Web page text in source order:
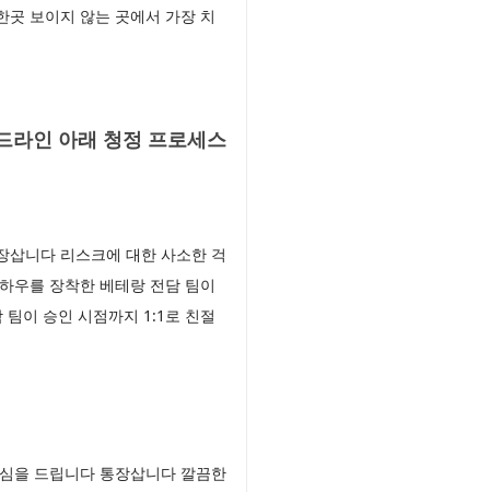
곳 보이지 않는 곳에서 가장 치
라인 아래 청정 프로세스
니다 리스크에 대한 사소한 걱
우를 장착한 베테랑 전담 팀이
이 승인 시점까지 1:1로 친절
을 드립니다 통장삽니다 깔끔한